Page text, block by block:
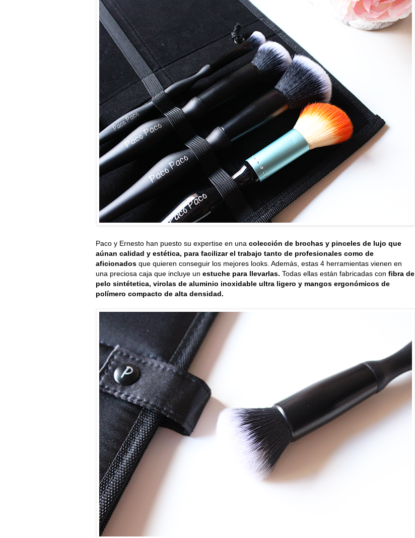
Paco y Ernesto han puesto su expertise en una colección de brochas y pinceles de lujo que
aúnan calidad y estética, para facilizar el trabajo tanto de profesionales como de
aficionados que quieren conseguir los mejores looks. Además, estas 4 herramientas vienen en
una preciosa caja que incluye un estuche para llevarlas. Todas ellas están fabricadas con fibra de
pelo sintétetica, virolas de aluminio inoxidable ultra ligero y mangos ergonómicos de
polímero compacto de alta densidad.